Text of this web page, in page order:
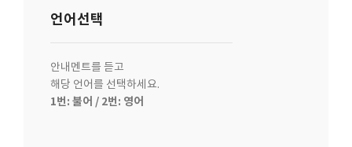
언어선택
안내멘트를 듣고
해당 언어를 선택하세요.
1번: 불어 / 2번: 영어